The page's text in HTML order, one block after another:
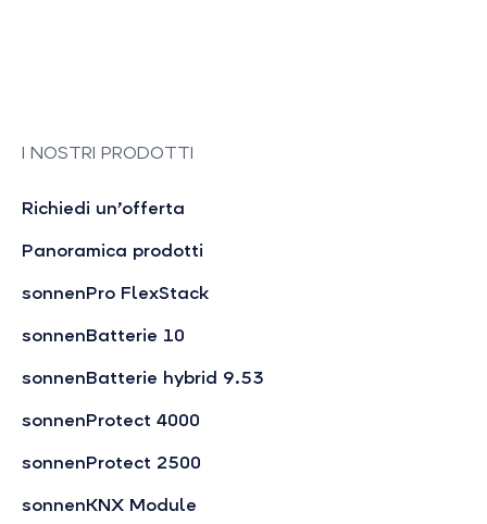
I NOSTRI PRODOTTI
Richiedi un’offerta
Panoramica prodotti
sonnenPro FlexStack
sonnenBatterie 10
sonnenBatterie hybrid 9.53
sonnenProtect 4000
sonnenProtect 2500
sonnenKNX Module